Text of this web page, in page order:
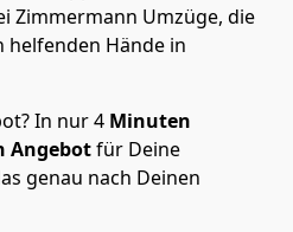
Zimmermann Umzüge, die
Hände in
In nur 4 Minuten
Angebotfür Deine
genau nach Deinen